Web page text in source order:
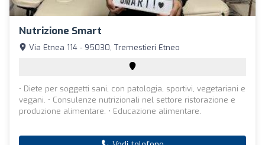
Nutrizione Smart
Via Etnea 114 - 95030, Tremestieri Etneo
• Diete per soggetti sani, con patologia, sportivi, vegetariani e
vegani. • Consulenze nutrizionali nel settore ristorazione e
produzione alimentare. • Educazione alimentare.